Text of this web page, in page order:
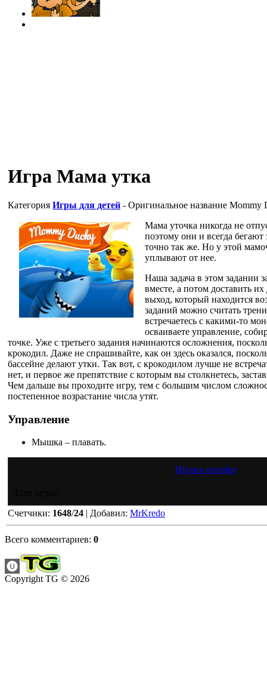
Игра Мама утка
Категория Игры для детей - Оригинальное название Mommy
Мама уточка никогда не
поэтому они и всегда бегают
точно так же. Но у этой
уплывают от нее.
Наша задача в этом задании
вместе, а потом доставить
выход, который находится
заданий можно считать
встречаетесь с какими-то
осваиваете управление,
точке. Уже с третьего задания начинаются осложнения,
крокодил. Даже не спрашивайте, как он здесь оказался,
бассейне делают утки. Так вот, с крокодилом лучше не
нет, и первое же препятствие с которым вы столкнетесь,
Чем дальше вы проходите игру, тем с большим числом
постепенное возрастание числа утят.
Управление
Мышка – плавать.
Играть онлайн
Счетчики: 1648/24 | Добавил: MrKredo
Всего комментариев: 0
Copyright TG © 2026